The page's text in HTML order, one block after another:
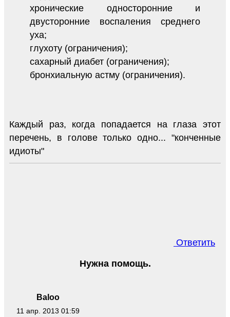
хронические односторонние и
двусторонние воспаления среднего
уха;
глухоту (ограничения);
сахарный диабет (ограничения);
бронхиальную астму (ограничения).
Каждый раз, когда попадается на глаза этот
перечень, в голове только одно... "конченные
идиоты"
Ответить
Baloo
11 апр. 2013 01:59
Нужна помощь.